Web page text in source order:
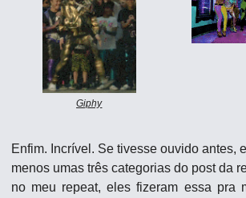
Giphy
Enfim. Incrível. Se tivesse ouvido antes,
menos umas três categorias do post da
no meu repeat, eles fizeram essa pra